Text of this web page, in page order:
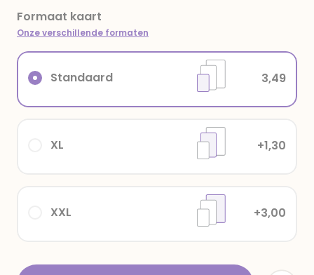
Formaat kaart
Onze verschillende formaten
XXL +3,00
XL +1,30
Standaard 3,49